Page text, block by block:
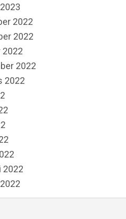
2022
2022
2022
2022
2022
2022